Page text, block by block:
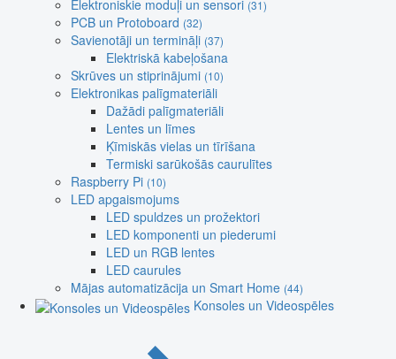
Elektroniskie moduļi un sensori (31)
PCB un Protoboard (32)
Savienotāji un termināļi (37)
Elektriskā kabeļošana
Skrūves un stiprinājumi (10)
Elektronikas palīgmateriāli
Dažādi palīgmateriāli
Lentes un līmes
Ķīmiskās vielas un tīrīšana
Termiski sarūkošās caurulītes
Raspberry Pi (10)
LED apgaismojums
LED spuldzes un prožektori
LED komponenti un piederumi
LED un RGB lentes
LED caurules
Mājas automatizācija un Smart Home (44)
Konsoles un Videospēles